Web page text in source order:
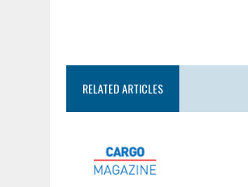
RELATED ARTICLES